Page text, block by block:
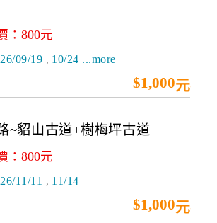
：800元
09/19 , 10/24 ...more
$1,000起
~貂山古道+樹梅坪古道
：800元
11/11 , 11/14
$1,000起